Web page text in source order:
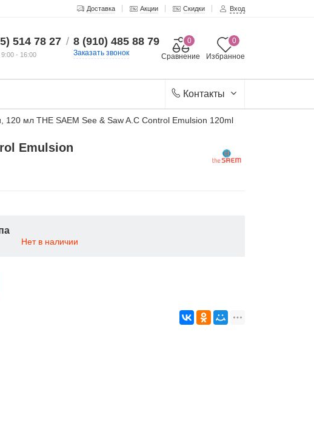
Доставка Акции Скидки Вход
514 78 27
- 16:00
/ 8 (910) 485 88 79
Заказать звонок Избранное
0
Сравнение
0
Контакты
мл THE SAEM See & Saw A.C Control Emulsion 120ml
Emulsion
Нет в наличии